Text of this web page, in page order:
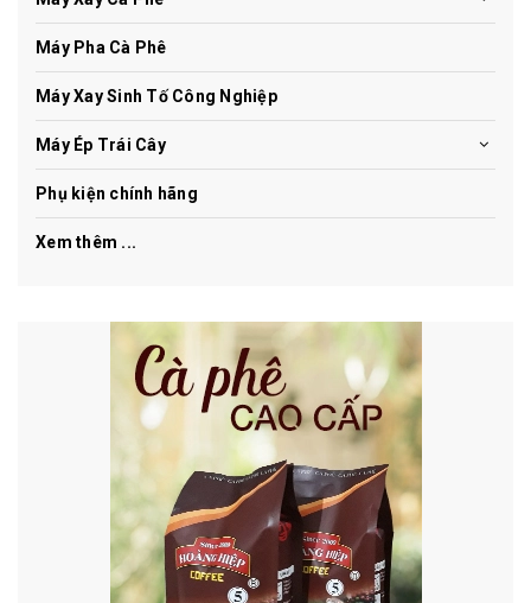
Máy Pha Cà Phê
Máy Xay Sinh Tố Công Nghiệp
Máy Ép Trái Cây
Phụ kiện chính hãng
Xem thêm ...